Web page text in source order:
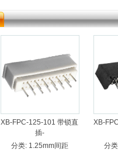
XB-FPC-125-101 带锁直
插-
分类: 1.25mm间距
XB-
分